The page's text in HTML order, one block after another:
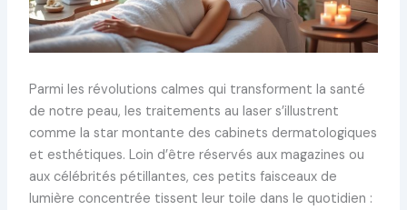
Parmi les révolutions calmes qui transforment la santé
de notre peau, les traitements au laser s’illustrent
comme la star montante des cabinets dermatologiques
et esthétiques. Loin d’être réservés aux magazines ou
aux célébrités pétillantes, ces petits faisceaux de
lumière concentrée tissent leur toile dans le quotidien :